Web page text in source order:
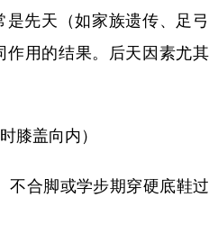
旅游 能源
娱乐 时尚
投教基地
先天（如家族遗传、足弓
用的结果。后天因素尤其
膝盖向内）
合脚或学步期穿硬底鞋过